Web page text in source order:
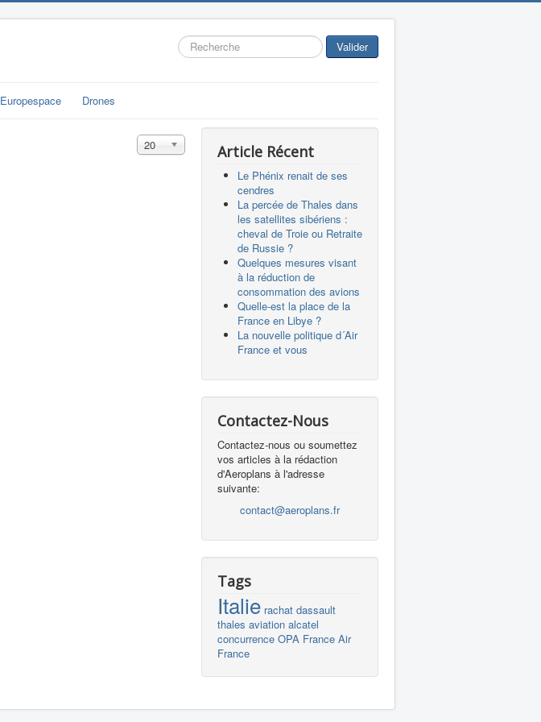
Rechercher Valider
Europespace Drones
Affichage #
20
Article Récent
Le Phénix renait de ses
cendres
La percée de Thales dans
les satellites sibériens :
cheval de Troie ou Retraite
de Russie ?
Quelques mesures visant
à la réduction de
consommation des avions
Quelle-est la place de la
France en Libye ?
La nouvelle politique d´Air
France et vous
Contactez-Nous
Contactez-nous ou soumettez
vos articles à la rédaction
d'Aeroplans à l'adresse
suivante:
contact@aeroplans.fr
Tags
Italie rachat dassault
thales aviation alcatel
concurrence OPA France Air
France